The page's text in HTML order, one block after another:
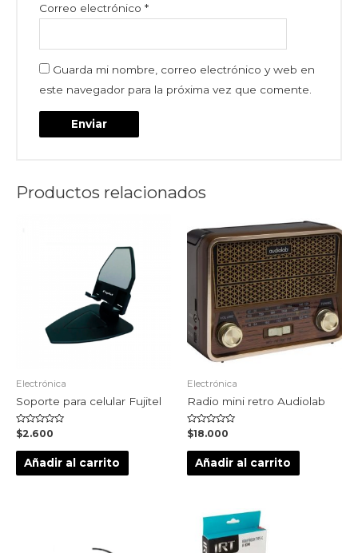
Correo electrónico*
Guarda mi nombre, correo electrónico y web en
este navegador para la próxima vez que comente.
Productos relacionados
Electrónica
Soporte para celular Fujitel
Valorado
en
0
$2.600
Añadir al carrito
Electrónica
Radio mini retro Audiolab
Valorado
en
0
$18.000
Añadir al carrito